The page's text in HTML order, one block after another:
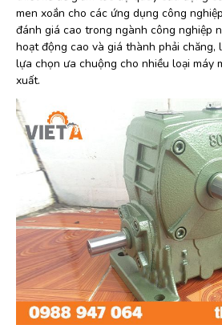
men xoắn cho các ứng dụng công
đánh giá cao trong ngành công nghiệp
hoạt động cao và giá thành phải chăng,
lựa chọn ưa chuộng cho nhiều loại máy
xuất.